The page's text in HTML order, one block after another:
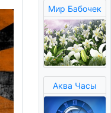
Мир Бабочек
Аква Часы